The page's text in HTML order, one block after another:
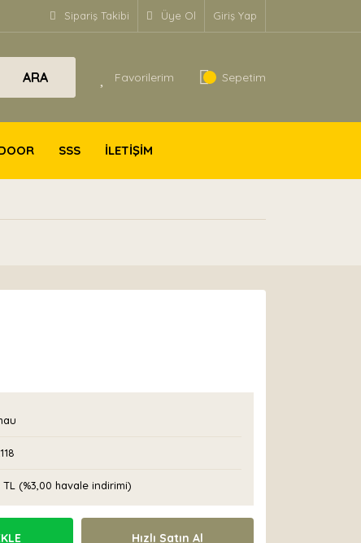
Sipariş Takibi Üye Ol Giriş Yap
ARA Favorilerim Sepetim
SSS İLETİŞİM
TL (%3,00 havale indirimi)
Hızlı Satın Al